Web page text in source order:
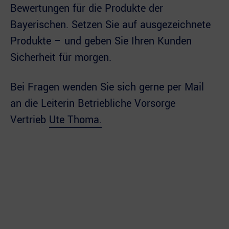
Bewertungen für die Produkte der
Bayerischen. Setzen Sie auf ausgezeichnete
Produkte – und geben Sie Ihren Kunden
Sicherheit für morgen.
Bei Fragen wenden Sie sich gerne per Mail
an die Leiterin Betriebliche Vorsorge
Vertrieb Ute Thoma.